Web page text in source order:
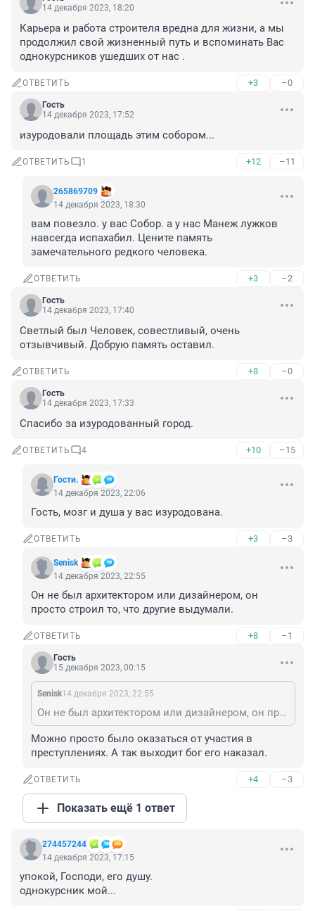
14 декабря 2023, 18:20
Карьера и работа строителя вредна для жизни, а мы
продолжил свой жизненный путь и вспоминать Вас
однокурсников ушедших от нас .
ОТВЕТИТЬ +3 –0
Гость
14 декабря 2023, 17:52
изуродовали площадь этим собором...
ОТВЕТИТЬ 1 +12 –11
265869709
14 декабря 2023, 18:30
вам повезло. у вас Собор. а у нас Манеж лужков
навсегда испахабил. Цените память
замечательного редкого человека.
ОТВЕТИТЬ +3 –2
Гость
14 декабря 2023, 17:40
Светлый был Человек, совестливый, очень
отзывчивый. Добрую память оставил.
ОТВЕТИТЬ +8 –0
Гость
14 декабря 2023, 17:33
Спасибо за изуродованный город.
ОТВЕТИТЬ 4 +10 –15
Гости.
14 декабря 2023, 22:06
Гость, мозг и душа у вас изуродована.
ОТВЕТИТЬ +3 –3
Senisk
14 декабря 2023, 22:55
Он не был архитектором или дизайнером, он
просто строил то, что другие выдумали.
ОТВЕТИТЬ +8 –1
Гость
15 декабря 2023, 00:15
Senisk14 декабря 2023, 22:55
Он не был архитектором или дизайнером, он просто строил то, что другие выдумали.
Можно просто было оказаться от участия в
преступлениях. А так выходит бог его наказал.
ОТВЕТИТЬ +4 –3
Показать ещё 1 ответ
274457244
14 декабря 2023, 17:15
упокой, Господи, его душу.
однокурсник мой...